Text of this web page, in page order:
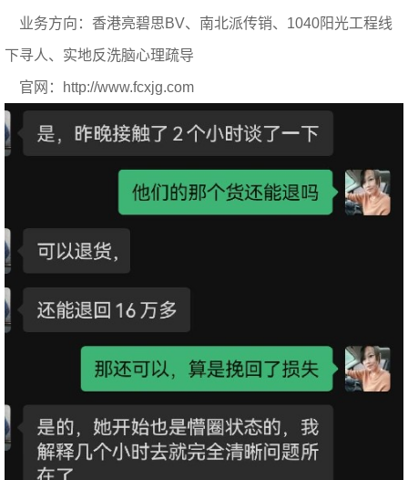
业务方向：香港亮碧思BV、南北派传销、1040阳光工程线
下寻人、实地反洗脑心理疏导
官网：http://www.fcxjg.com